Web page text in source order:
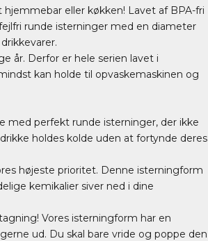
eller køkken! Lavet af BPA-fri
runde isterninger med en diameter
år. Derfor er hele serien lavet i
kan holde til opvaskemaskinen og
med perfekt runde isterninger, der ikke
holdes kolde uden at fortynde deres
højeste prioritet. Denne isterningform
kemikalier siver ned i dine
Vores isterningform har en
ud. Du skal bare vride og poppe den